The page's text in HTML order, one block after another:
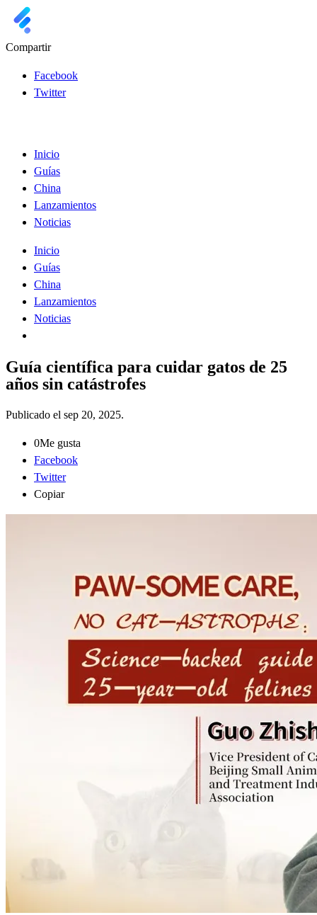
Compartir
Facebook
Twitter
Inicio
Guías
China
Lanzamientos
Noticias
Inicio
Guías
China
Lanzamientos
Noticias
Guía científica para cuidar gatos de 25
años sin catástrofes
Publicado el sep 20, 2025.
0Me gusta
Facebook
Twitter
Copiar